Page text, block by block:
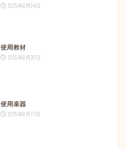
2025年8月24日
使用教材
2025年8月20日
使用楽器
2025年8月17日